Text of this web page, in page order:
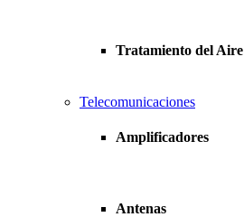
Tratamiento del Aire
Telecomunicaciones
Amplificadores
Antenas